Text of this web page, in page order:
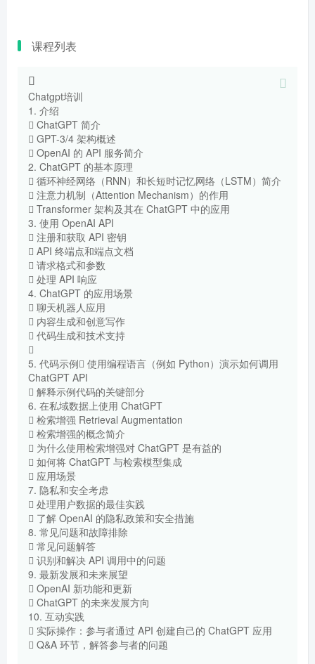
课程列表
Chatgpt培训
1. 介绍
 ChatGPT 简介
 GPT-3/4 架构概述
 OpenAI 的 API 服务简介
2. ChatGPT 的基本原理
 循环神经网络（RNN）和长短时记忆网络（LSTM）简介
 注意力机制（Attention Mechanism）的作用
 Transformer 架构及其在 ChatGPT 中的应用
3. 使用 OpenAI API
 注册和获取 API 密钥
 API 终端点和端点文档
 请求格式和参数
 处理 API 响应
4. ChatGPT 的应用场景
 聊天机器人应用
 内容生成和创意写作
 代码生成和技术支持

5. 代码示例 使用编程语言（例如 Python）演示如何调用
ChatGPT API
 解释示例代码的关键部分
6. 在私域数据上使用 ChatGPT
 检索增强 Retrieval Augmentation
 检索增强的概念简介
 为什么使用检索增强对 ChatGPT 是有益的
 如何将 ChatGPT 与检索模型集成
 应用场景
7. 隐私和安全考虑
 处理用户数据的最佳实践
 了解 OpenAI 的隐私政策和安全措施
8. 常见问题和故障排除
 常见问题解答
 识别和解决 API 调用中的问题
9. 最新发展和未来展望
 OpenAI 新功能和更新
 ChatGPT 的未来发展方向
10. 互动实践
 实际操作：参与者通过 API 创建自己的 ChatGPT 应用
 Q&A 环节，解答参与者的问题